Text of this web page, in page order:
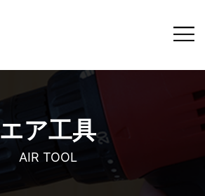
エア工具
AIR TOOL